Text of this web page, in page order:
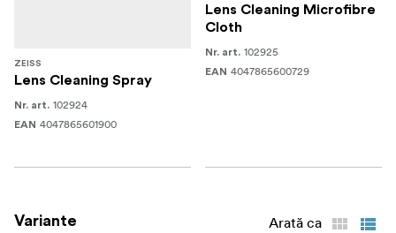
ZEISS
Lens Cleaning Spray
Nr. art. 102924
EAN 4047865601900
Lens Cleaning Microfibre
Cloth
Nr. art. 102925
EAN 4047865600729
Variante Arată ca